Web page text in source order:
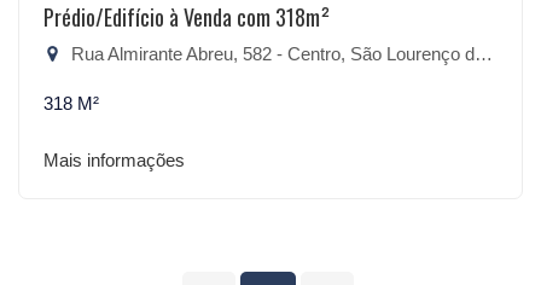
Prédio/Edifício à Venda com 318m²
Rua Almirante Abreu, 582 - Centro, São Lourenço do Sul-RS
318 M²
Mais informações